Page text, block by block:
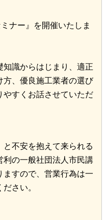
ナー』を開催いたしま
知識からはじまり、適正
方、優良施工業者の選び
やすくお話させていただ
不安を抱えて来られる
利の一般社団法人市民講
ますので、営業行為は一
さい。